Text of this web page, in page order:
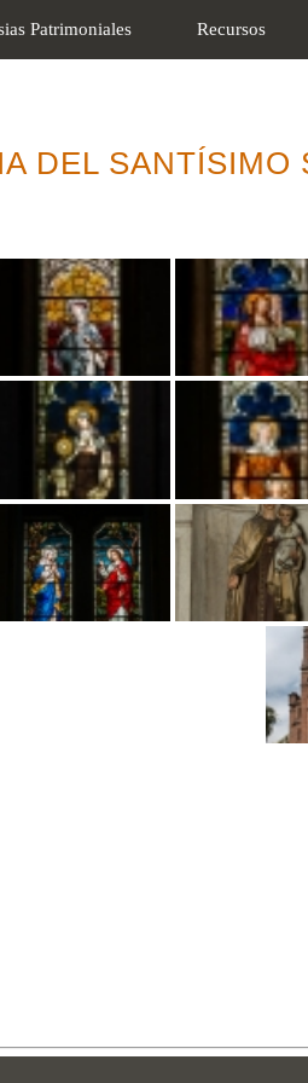
Patrimoniales Recursos
DEL